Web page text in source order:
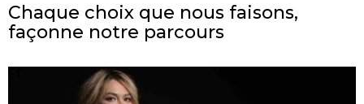
Chaque choix que nous faisons,
façonne notre parcours